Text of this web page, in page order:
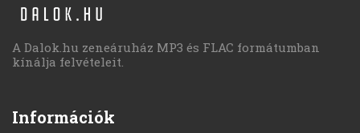
A Dalok.hu zeneáruház MP3 és FLAC formátumban
kínálja felvételeit.
Információk